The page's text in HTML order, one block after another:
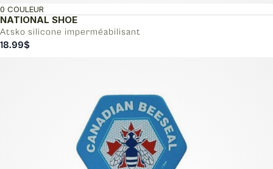
NATIONAL SHOE
Atsko silicone imperméabilisant
0 COULEUR
18.99$